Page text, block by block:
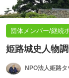
団体メンバー/継続
姫路城史人物
NPO法人姫路